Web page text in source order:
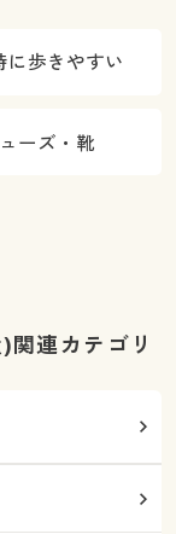
に歩きやすい
ーズ・靴
連カテゴリ